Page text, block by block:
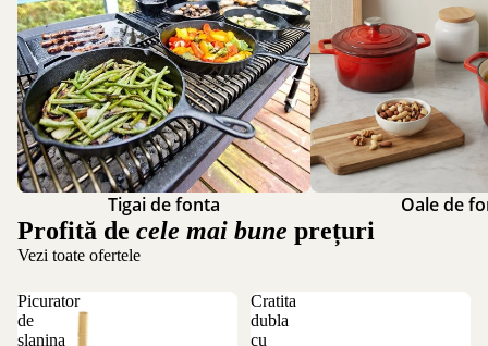
Tigai de fonta Oale de
Profită de cele mai bune prețuri
Vezi toate ofertele
Picurator
de
slanina
Cratita
dubla
cu